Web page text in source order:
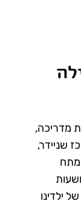
מדריכה,
שניידר,
ילדינו